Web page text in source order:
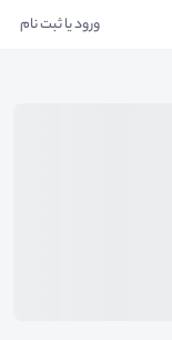
ورود یا ثبت نام